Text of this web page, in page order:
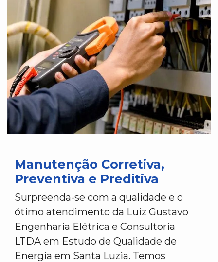
Manutenção Corretiva,
Preventiva e Preditiva
Surpreenda-se com a qualidade e o
ótimo atendimento da Luiz Gustavo
Engenharia Elétrica e Consultoria
LTDA em Estudo de Qualidade de
Energia em Santa Luzia. Temos